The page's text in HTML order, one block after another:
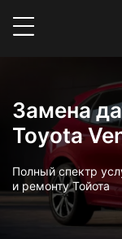
Замена
Toyota
Полный спектр
и ремонту Тойота